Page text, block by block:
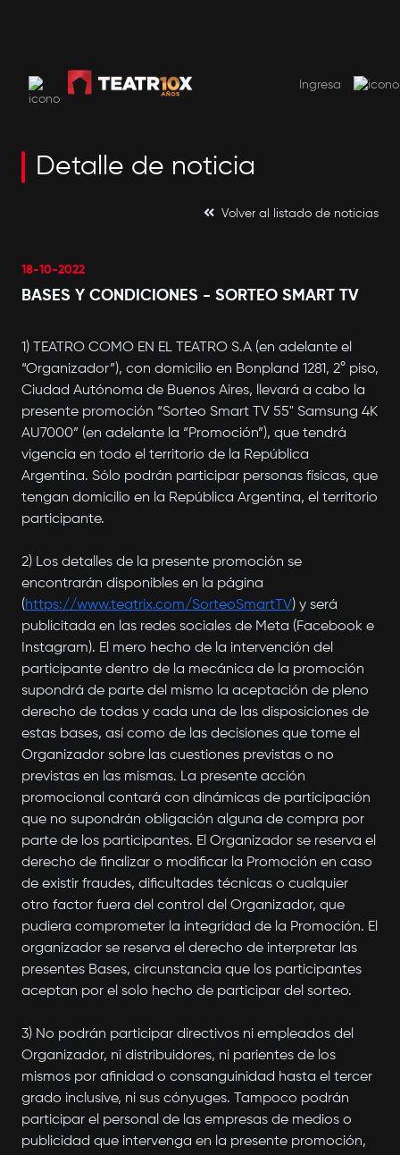
Ingresa
Detalle de noticia
Volver al listado de noticias
18-10-2022
BASES Y CONDICIONES - SORTEO SMART TV
1) TEATRO COMO EN EL TEATRO S.A (en adelante el
“Organizador”), con domicilio en Bonpland 1281, 2° piso,
Ciudad Autónoma de Buenos Aires, llevará a cabo la
presente promoción “Sorteo Smart TV 55" Samsung 4K
AU7000” (en adelante la “Promoción”), que tendrá
vigencia en todo el territorio de la República
Argentina. Sólo podrán participar personas físicas, que
tengan domicilio en la República Argentina, el territorio
participante.
2) Los detalles de la presente promoción se
encontrarán disponibles en la página
(https://www.teatrix.com/SorteoSmartTV) y será
publicitada en las redes sociales de Meta (Facebook e
Instagram). El mero hecho de la intervención del
participante dentro de la mecánica de la promoción
supondrá de parte del mismo la aceptación de pleno
derecho de todas y cada una de las disposiciones de
estas bases, así como de las decisiones que tome el
Organizador sobre las cuestiones previstas o no
previstas en las mismas. La presente acción
promocional contará con dinámicas de participación
que no supondrán obligación alguna de compra por
parte de los participantes. El Organizador se reserva el
derecho de finalizar o modificar la Promoción en caso
de existir fraudes, dificultades técnicas o cualquier
otro factor fuera del control del Organizador, que
pudiera comprometer la integridad de la Promoción. El
organizador se reserva el derecho de interpretar las
presentes Bases, circunstancia que los participantes
aceptan por el solo hecho de participar del sorteo.
3) No podrán participar directivos ni empleados del
Organizador, ni distribuidores, ni parientes de los
mismos por afinidad o consanguinidad hasta el tercer
grado inclusive, ni sus cónyuges. Tampoco podrán
participar el personal de las empresas de medios o
publicidad que intervenga en la presente promoción,